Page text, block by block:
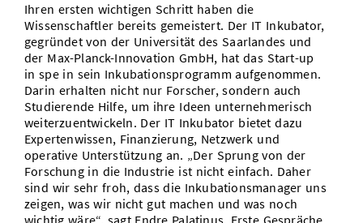
Ihren ersten wichtigen Schritt haben die
Wissenschaftler bereits gemeistert. Der IT Inkubator,
gegründet von der Universität des Saarlandes und
der Max-Planck-Innovation GmbH, hat das Start-up
in spe in sein Inkubationsprogramm aufgenommen.
Darin erhalten nicht nur Forscher, sondern auch
Studierende Hilfe, um ihre Ideen unternehmerisch
weiterzuentwickeln. Der IT Inkubator bietet dazu
Expertenwissen, Finanzierung, Netzwerk und
operative Unterstützung an. „Der Sprung von der
Forschung in die Industrie ist nicht einfach. Daher
sind wir sehr froh, dass die Inkubationsmanager uns
zeigen, was wir nicht gut machen und was noch